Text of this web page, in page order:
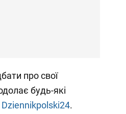
про свої
будь-які
Dziennikpolski24.